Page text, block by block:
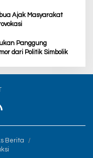
Ajak Masyarakat
Panggung
dari Politik Simbolik
Berita